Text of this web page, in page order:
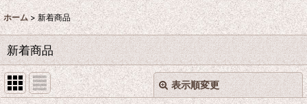
ホーム > 新着商品
新着商品
表示順変更 閉じる